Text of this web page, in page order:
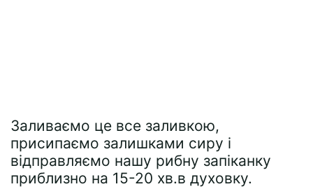
Заливаємо це все заливкою,
присипаємо залишками сиру і
відправляємо нашу рибну запіканку
приблизно на 15-20 хв.в духовку.